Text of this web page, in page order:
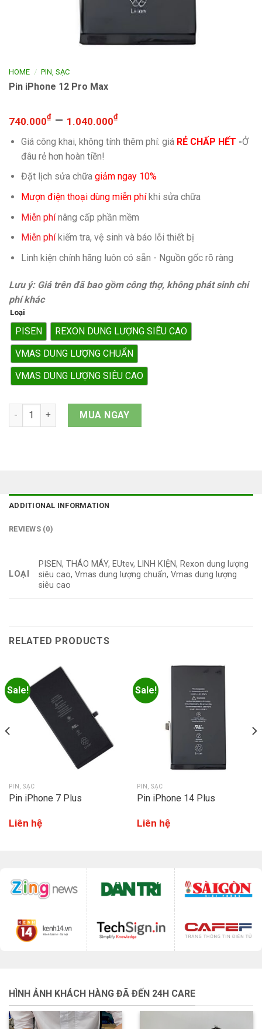
HOME / PIN, SẠC
Pin iPhone 12 Pro Max
740.000₫– 1.040.000₫
Giá công khai, không tính thêm phí: giá RẺ CHẤP HẾT -Ở
đâu rẻ hơn hoàn tiền!
Đặt lịch sửa chữa giảm ngay 10%
Mượn điện thoại dùng miễn phíkhi sửa chữa
Miễn phínâng cấp phần mềm
Miễn phíkiếm tra, vệ sinh và báo lỗi thiết bị
Linh kiện chính hãng luôn có sẵn - Nguồn gốc rõ ràng
Lưu ý: Giá trên đã bao gồm công thợ, không phát sinh chi
phí khác
Loại
PISEN
REXON DUNG LƯỢNG SIÊU CAO
VMAS DUNG LƯỢNG CHUẨN
VMAS DUNG LƯỢNG SIÊU CAO
Pin iPhone 12 Pro Max quantity
MUA NGAY
ADDITIONAL INFORMATION
REVIEWS (0)
LOẠI
PISEN, THÁO MÁY, EUtev, LINH KIỆN, Rexon dung lượng
siêu cao, Vmas dung lượng chuẩn, Vmas dung lượng
siêu cao
RELATED PRODUCTS
Sale!
PIN, SẠC
Pin iPhone 7 Plus
Liên hệ
Sale!
PIN, SẠC
Pin iPhone 14 Plus
Liên hệ
HÌNH ẢNH KHÁCH HÀNG ĐÃ ĐẾN 24H CARE